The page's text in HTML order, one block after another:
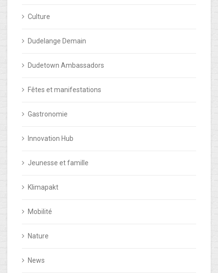
Culture
Dudelange Demain
Dudetown Ambassadors
Fêtes et manifestations
Gastronomie
Innovation Hub
Jeunesse et famille
Klimapakt
Mobilité
Nature
News